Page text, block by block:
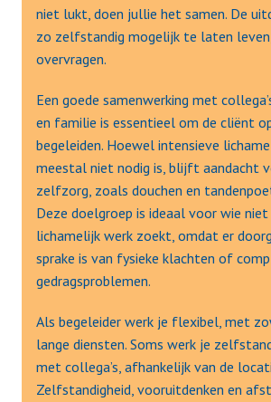
niet lukt, doen jullie het samen. De
zo zelfstandig mogelijk te laten
overvragen.
Een goede samenwerking met
en familie is essentieel om de cliënt
begeleiden. Hoewel intensieve
meestal niet nodig is, blijft aandacht
zelfzorg, zoals douchen en
Deze doelgroep is ideaal voor wie
lichamelijk werk zoekt, omdat er
sprake is van fysieke klachten of
gedragsproblemen.
Als begeleider werk je flexibel, met
lange diensten. Soms werk je
met collega’s, afhankelijk van de
Zelfstandigheid, vooruitdenken en